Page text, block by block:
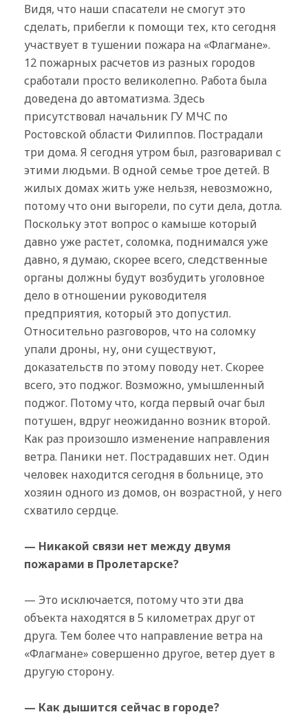
Видя, что наши спасатели не смогут это
сделать, прибегли к помощи тех, кто сегодня
участвует в тушении пожара на «Флагмане».
12 пожарных расчетов из разных городов
сработали просто великолепно. Работа была
доведена до автоматизма. Здесь
присутствовал начальник ГУ МЧС по
Ростовской области Филиппов. Пострадали
три дома. Я сегодня утром был, разговаривал с
этими людьми. В одной семье трое детей. В
жилых домах жить уже нельзя, невозможно,
потому что они выгорели, по сути дела, дотла.
Поскольку этот вопрос о камыше который
давно уже растет, соломка, поднимался уже
давно, я думаю, скорее всего, следственные
органы должны будут возбудить уголовное
дело в отношении руководителя
предприятия, который это допустил.
Относительно разговоров, что на соломку
упали дроны, ну, они существуют,
доказательств по этому поводу нет. Скорее
всего, это поджог. Возможно, умышленный
поджог. Потому что, когда первый очаг был
потушен, вдруг неожиданно возник второй.
Как раз произошло изменение направления
ветра. Паники нет. Пострадавших нет. Один
человек находится сегодня в больнице, это
хозяин одного из домов, он возрастной, у него
схватило сердце.
— Никакой связи нет между двумя
пожарами в Пролетарске?
— Это исключается, потому что эти два
объекта находятся в 5 километрах друг от
друга. Тем более что направление ветра на
«Флагмане» совершенно другое, ветер дует в
другую сторону.
— Как дышится сейчас в городе?